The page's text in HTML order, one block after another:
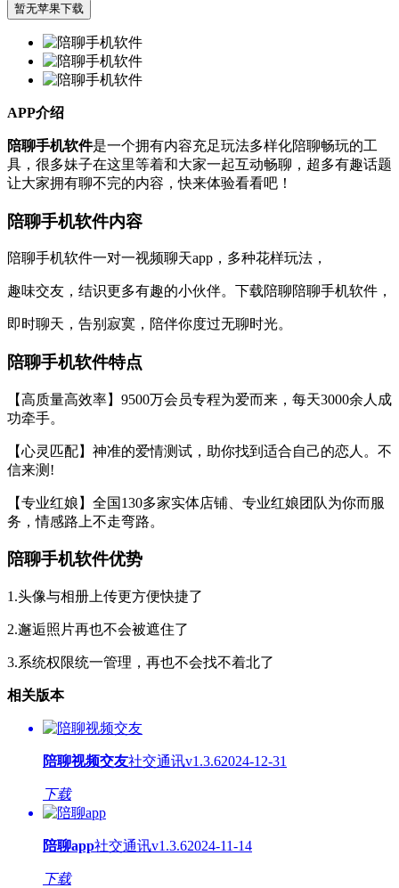
暂无苹果下载
APP介绍
陪聊手机软件是一个拥有内容充足玩法多样化陪聊畅玩的工
具，很多妹子在这里等着和大家一起互动畅聊，超多有趣话题
让大家拥有聊不完的内容，快来体验看看吧！
陪聊手机软件内容
陪聊手机软件一对一视频聊天app，多种花样玩法，
趣味交友，结识更多有趣的小伙伴。下载陪聊陪聊手机软件，
即时聊天，告别寂寞，陪伴你度过无聊时光。
陪聊手机软件特点
【高质量高效率】9500万会员专程为爱而来，每天3000余人成
功牵手。
【心灵匹配】神准的爱情测试，助你找到适合自己的恋人。不
信来测!
【专业红娘】全国130多家实体店铺、专业红娘团队为你而服
务，情感路上不走弯路。
陪聊手机软件优势
1.头像与相册上传更方便快捷了
2.邂逅照片再也不会被遮住了
3.系统权限统一管理，再也不会找不着北了
相关版本
陪聊视频交友社交通讯v1.3.62024-12-31
下载
陪聊app社交通讯v1.3.62024-11-14
下载